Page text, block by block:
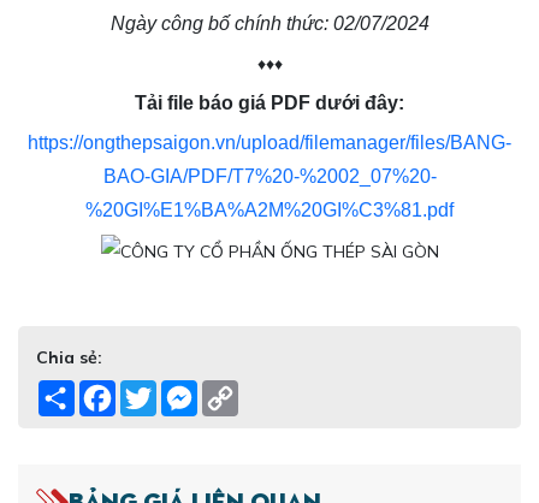
Ngày công bố chính thức: 02/07/2024
♦♦♦
Tải file báo giá PDF dưới đây:
https://ongthepsaigon.vn/upload/filemanager/files/BANG-
BAO-GIA/PDF/T7%20-%2002_07%20-
%20GI%E1%BA%A2M%20GI%C3%81.pdf
Chia sẻ:
ShareFacebook
TwitterMessenger